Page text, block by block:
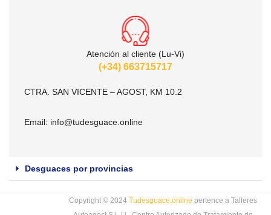
Atención al cliente (Lu-Vi)
(+34) 663715717
CTRA. SAN VICENTE – AGOST, KM 10.2
Email: info@tudesguace.online
Desguaces por provincias
Copyright © 2024 Tudesguace.online pertence a Talleres